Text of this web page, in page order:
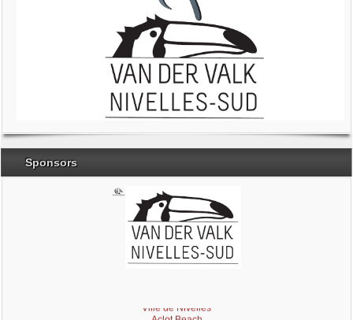
Sponsors
Ville de Nivelles
Aclot Beach